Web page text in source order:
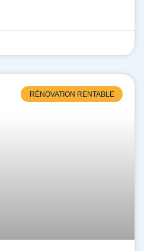
RÉNOVATION RENTABLE